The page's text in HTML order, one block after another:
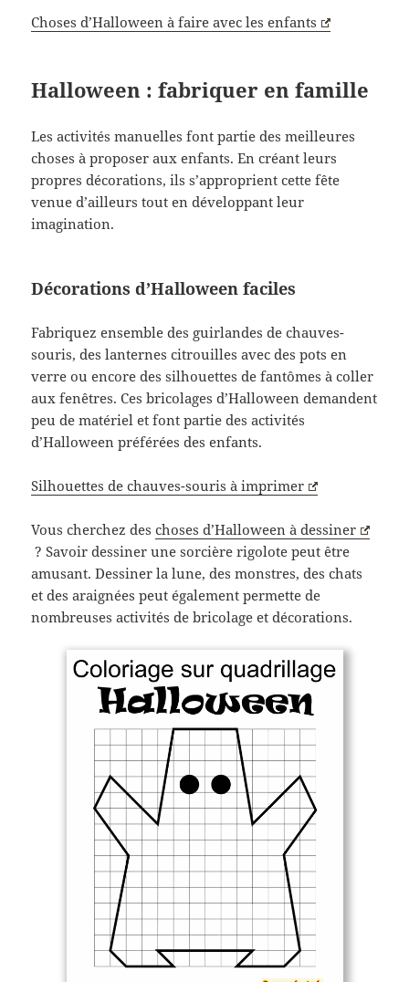
Choses d’Halloween à faire avec les enfants
Halloween : fabriquer en famille
Les activités manuelles font partie des meilleures
choses à proposer aux enfants. En créant leurs
propres décorations, ils s’approprient cette fête
venue d’ailleurs tout en développant leur
imagination.
Décorations d’Halloween faciles
Fabriquez ensemble des guirlandes de chauves-
souris, des lanternes citrouilles avec des pots en
verre ou encore des silhouettes de fantômes à coller
aux fenêtres. Ces bricolages d’Halloween demandent
peu de matériel et font partie des activités
d’Halloween préférées des enfants.
Silhouettes de chauves-souris à imprimer
Vous cherchez deschoses d’Halloween à dessiner
? Savoir dessiner une sorcière rigolote peut être
amusant. Dessiner la lune, des monstres, des chats
et des araignées peut également permette de
nombreuses activités de bricolage et décorations.